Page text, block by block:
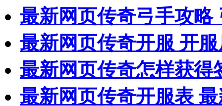
最新网页传奇弓手攻略
最新网页传奇开服 开
最新网页传奇怎样获得
最新网页传奇开服表